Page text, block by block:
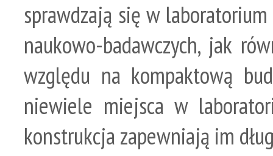
sprawdzają się w
naukowo-badawczych, jak
względu na kompaktową
niewiele miejsca w
konstrukcja zapewniają im